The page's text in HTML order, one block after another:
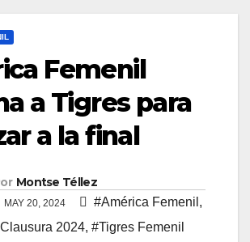
Femenil
a Tigres para
a la final
Montse Téllez
MAY 20, 2024 #América Femenil ,
2024, #Tigres Femenil